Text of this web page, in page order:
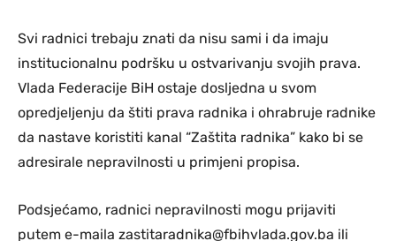
Svi radnici trebaju znati da nisu sami i da imaju
institucionalnu podršku u ostvarivanju svojih prava.
Vlada Federacije BiH ostaje dosljedna u svom
opredjeljenju da štiti prava radnika i ohrabruje radnike
da nastave koristiti kanal “Zaštita radnika” kako bi se
adresirale nepravilnosti u primjeni propisa.
Podsjećamo, radnici nepravilnosti mogu prijaviti
putem e-maila zastitaradnika@fbihvlada.gov.ba ili